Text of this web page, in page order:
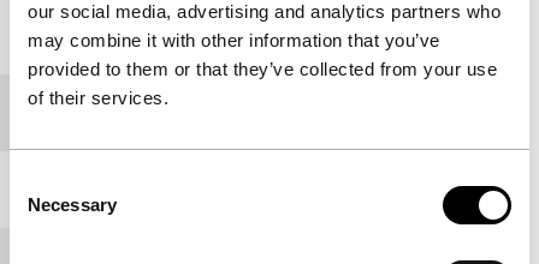
our social media, advertising and analytics partners who
may combine it with other information that you’ve
provided to them or that they’ve collected from your use
of their services.
Selection
Necessary
Jaar 2021
Festivaleditie